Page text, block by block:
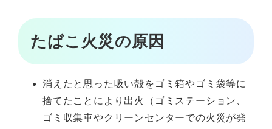
たばこ火災の原因
消えたと思った吸い殻をゴミ箱やゴミ袋等に
捨てたことにより出火（ゴミステーション、
ゴミ収集車やクリーンセンターでの火災が発